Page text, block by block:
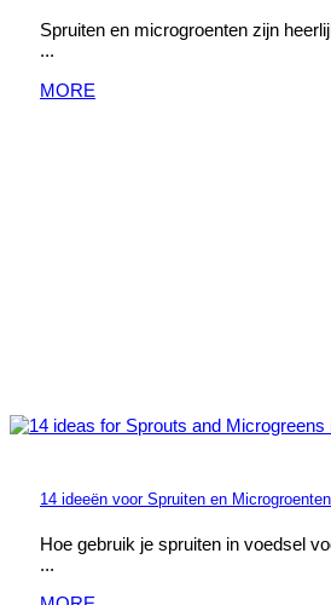
Spruiten en microgroenten zijn
...
MORE
14 ideeën voor Spruiten en
Hoe gebruik je spruiten in voedsel
...